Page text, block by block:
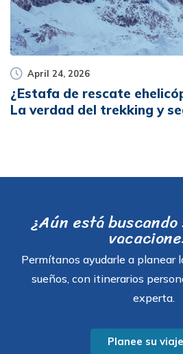
April 24, 2026
¿Estafa de rescate
La verdad del trekking y
¿Aún está
Permítanos ayudarle a planear
sueños, con itinerarios
experta.
Planee su viaje